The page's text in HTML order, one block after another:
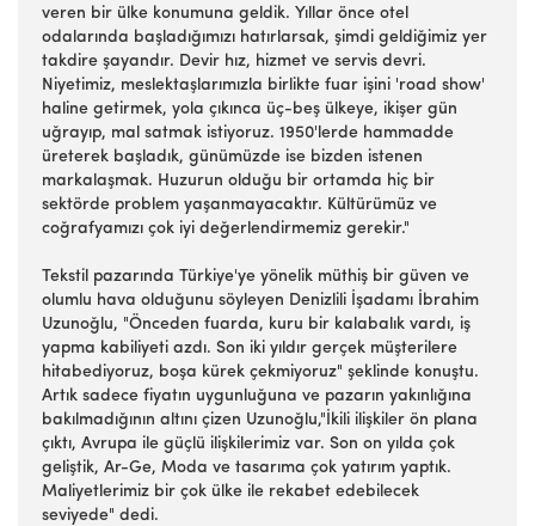
veren bir ülke konumuna geldik. Yıllar önce otel
odalarında başladığımızı hatırlarsak, şimdi geldiğimiz yer
takdire şayandır. Devir hız, hizmet ve servis devri.
Niyetimiz, meslektaşlarımızla birlikte fuar işini 'road show'
haline getirmek, yola çıkınca üç-beş ülkeye, ikişer gün
uğrayıp, mal satmak istiyoruz. 1950'lerde hammadde
üreterek başladık, günümüzde ise bizden istenen
markalaşmak. Huzurun olduğu bir ortamda hiç bir
sektörde problem yaşanmayacaktır. Kültürümüz ve
coğrafyamızı çok iyi değerlendirmemiz gerekir."
Tekstil pazarında Türkiye'ye yönelik müthiş bir güven ve
olumlu hava olduğunu söyleyen Denizlili İşadamı İbrahim
Uzunoğlu, "Önceden fuarda, kuru bir kalabalık vardı, iş
yapma kabiliyeti azdı. Son iki yıldır gerçek müşterilere
hitabediyoruz, boşa kürek çekmiyoruz" şeklinde konuştu.
Artık sadece fiyatın uygunluğuna ve pazarın yakınlığına
bakılmadığının altını çizen Uzunoğlu,"İkili ilişkiler ön plana
çıktı, Avrupa ile güçlü ilişkilerimiz var. Son on yılda çok
geliştik, Ar-Ge, Moda ve tasarıma çok yatırım yaptık.
Maliyetlerimiz bir çok ülke ile rekabet edebilecek
seviyede" dedi.